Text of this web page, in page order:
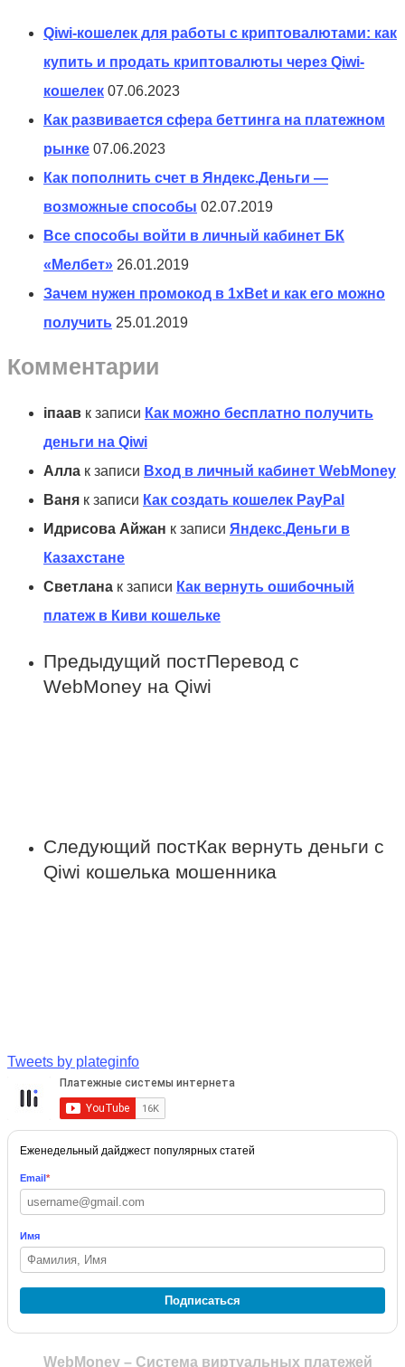
Qiwi-кошелек для работы с криптовалютами: как
купить и продать криптовалюты через Qiwi-
кошелек 07.06.2023
Как развивается сфера беттинга на платежном
рынке 07.06.2023
Как пополнить счет в Яндекс.Деньги —
возможные способы 02.07.2019
Все способы войти в личный кабинет БК
«Мелбет» 26.01.2019
Зачем нужен промокод в 1xBet и как его можно
получить 25.01.2019
Комментарии
іпаав к записи Как можно бесплатно получить
деньги на Qiwi
Алла к записи Вход в личный кабинет WebMoney
Ваня к записи Как создать кошелек PayPal
Идрисова Айжан к записи Яндекс.Деньги в
Казахстане
Светлана к записи Как вернуть ошибочный
платеж в Киви кошельке
Предыдущий постПеревод с
WebMoney на Qiwi
Следующий постКак вернуть деньги с
Qiwi кошелька мошенника
Tweets by plateginfo
Еженедельный дайджест популярных статей
Email*
Имя
Подписаться
WebMoney – Система виртуальных платежей